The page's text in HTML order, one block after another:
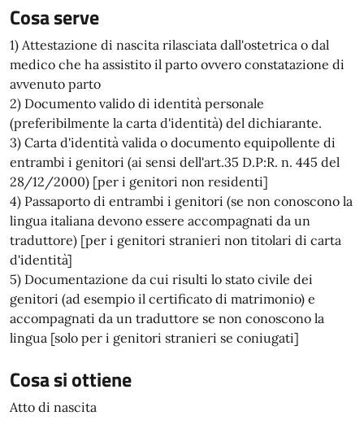
Cosa serve
1) Attestazione di nascita rilasciata dall'ostetrica o dal
medico che ha assistito il parto ovvero constatazione di
avvenuto parto
2) Documento valido di identità personale
(preferibilmente la carta d'identità) del dichiarante.
3) Carta d'identità valida o documento equipollente di
entrambi i genitori (ai sensi dell'art.35 D.P:R. n. 445 del
28/12/2000) [per i genitori non residenti]
4) Passaporto di entrambi i genitori (se non conoscono la
lingua italiana devono essere accompagnati da un
traduttore) [per i genitori stranieri non titolari di carta
d'identità]
5) Documentazione da cui risulti lo stato civile dei
genitori (ad esempio il certificato di matrimonio) e
accompagnati da un traduttore se non conoscono la
lingua [solo per i genitori stranieri se coniugati]
Cosa si ottiene
Atto di nascita